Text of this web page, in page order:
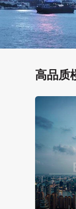
高品质